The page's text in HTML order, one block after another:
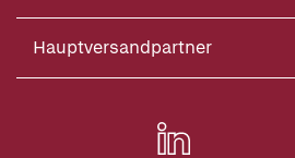
Hauptversandpartner